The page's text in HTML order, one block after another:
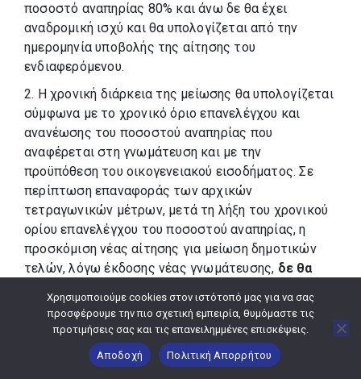
ποσοστό αναπηρίας 80% και άνω δε θα έχει
αναδρομική ισχύ και θα υπολογίζεται από την
ημερομηνία υποβολής της αίτησης του
ενδιαφερόμενου.
2. Η χρονική διάρκεια της μείωσης θα υπολογίζεται
σύμφωνα με το χρονικό όριο επανελέγχου και
ανανέωσης του ποσοστού αναπηρίας που
αναφέρεται στη γνωμάτευση και με την
προϋπόθεση του οικογενειακού εισοδήματος. Σε
περίπτωση επαναφοράς των αρχικών
τετραγωνικών μέτρων, μετά τη λήξη του χρονικού
ορίου επανελέγχου του ποσοστού αναπηρίας, η
προσκόμιση νέας αίτησης για μείωση δημοτικών
τελών, λόγω έκδοσης νέας γνωμάτευσης, δε θα
αναδρομικής μείωσης των δημοτικών τελών για
το χρονικό διάστημα επαναφοράς χρέωσης των
αρχικών τετραγωνικών μέτρων του ακινήτου.
Χρησιμοποιούμε cookies στον ιστότοπό μας για να σας
προσφέρουμε την πιο σχετική εμπειρία, θυμόμαστε τις
προτιμήσεις σας και τις επανειλημμένες επισκέψεις.
Αποδοχή Πολιτική Απορρήτου